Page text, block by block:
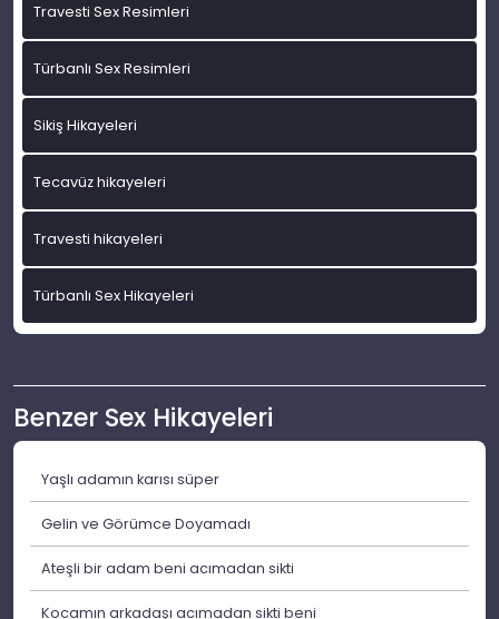
Travesti Sex Resimleri
Türbanlı Sex Resimleri
Sikiş Hikayeleri
Tecavüz hikayeleri
Travesti hikayeleri
Türbanlı Sex Hikayeleri
Benzer Sex Hikayeleri
Yaşlı adamın karısı süper
Gelin ve Görümce Doyamadı
Ateşli bir adam beni acımadan sikti
Kocamın arkadaşı acımadan sikti beni